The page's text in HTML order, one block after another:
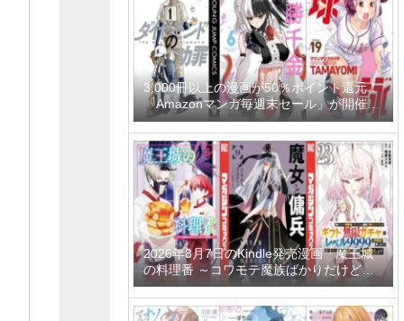
「隣の席の聖女様は俺にこっそりスカート
の中を教えてくれる」など
3,000冊以上の漫画が50％ポイント還元！
「Amazonマンガ毎週末セール」が開催
中、終了予定日は8月9日！
2026年8月7日のKindle発売漫画「魔王城
の料理番 ～コワモテ魔族ばかりだけど、
ホワイトな職場です～ 6巻」「魔女と傭兵
9巻」「信じていた仲間達にダンジョン奥
地で殺されかけたがギフト『無限ガチャ』